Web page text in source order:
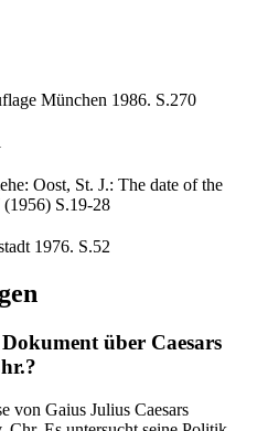
München 1986. S.270
Oost, St. J.: The date of the
S.19-28
1976. S.52
über Caesars
von Gaius Julius Caesars